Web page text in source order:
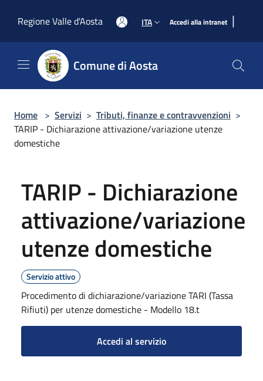
Regione Valle d'Aosta
ITA Accedi alla intranet |
Comune di Aosta
Home > Servizi > Tributi, finanze e contravvenzioni >
TARIP - Dichiarazione attivazione/variazione utenze
domestiche
TARIP - Dichiarazione
attivazione/variazione
utenze domestiche
Servizio attivo
Procedimento di dichiarazione/variazione TARI (Tassa
Rifiuti) per utenze domestiche - Modello 18.t
Accedi al servizio